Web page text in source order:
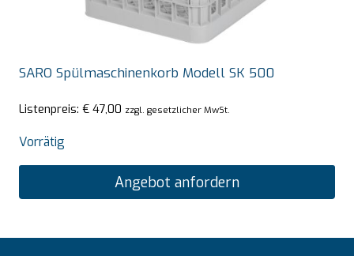
SARO Spülmaschinenkorb Modell SK 500
Listenpreis: € 47,00 zzgl. gesetzlicher MwSt.
Vorrätig
Angebot anfordern